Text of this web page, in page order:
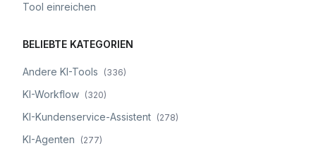
Tool einreichen
BELIEBTE KATEGORIEN
Andere KI-Tools (336)
KI-Workflow (320)
KI-Kundenservice-Assistent (278)
KI-Agenten (277)